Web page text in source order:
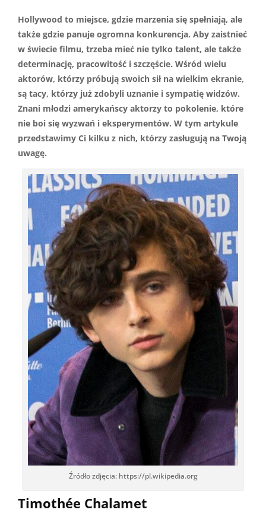
Hollywood to miejsce, gdzie marzenia się spełniają, ale
także gdzie panuje ogromna konkurencja. Aby zaistnieć
w świecie filmu, trzeba mieć nie tylko talent, ale także
determinację, pracowitość i szczęście. Wśród wielu
aktorów, którzy próbują swoich sił na wielkim ekranie,
są tacy, którzy już zdobyli uznanie i sympatię widzów.
Znani młodzi amerykańscy aktorzy to pokolenie, które
nie boi się wyzwań i eksperymentów. W tym artykule
przedstawimy Ci kilku z nich, którzy zasługują na Twoją
uwagę.
Źródło zdjęcia: https://pl.wikipedia.org
Timothée Chalamet